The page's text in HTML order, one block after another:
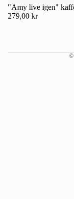
"Amy live igen"
279,00 kr
©